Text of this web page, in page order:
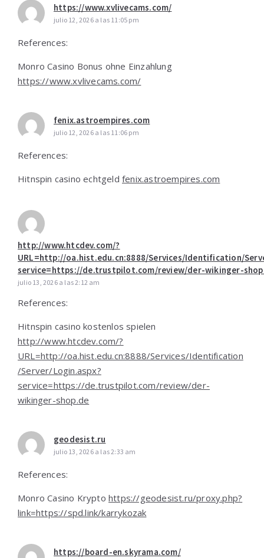
https://www.xvlivecams.com/
julio 12, 2026 a las 11:05 pm
References:
Monro Casino Bonus ohne Einzahlung
https://www.xvlivecams.com/
fenix.astroempires.com
julio 12, 2026 a las 11:06 pm
References:
Hitnspin casino echtgeld fenix.astroempires.com
http://www.htcdev.com/?
URL=http://oa.hist.edu.cn:8888/Services/Identification/
service=https://de.trustpilot.com/review/der-wikinger-
julio 13, 2026 a las 2:12 am
References:
Hitnspin casino kostenlos spielen
http://www.htcdev.com/?
URL=http://oa.hist.edu.cn:8888/Services/Identification
/Server/Login.aspx?
service=https://de.trustpilot.com/review/der-
wikinger-shop.de
geodesist.ru
julio 13, 2026 a las 2:33 am
References:
Monro Casino Krypto https://geodesist.ru/proxy.php?
link=https://spd.link/karrykozak
https://board-en.skyrama.com/